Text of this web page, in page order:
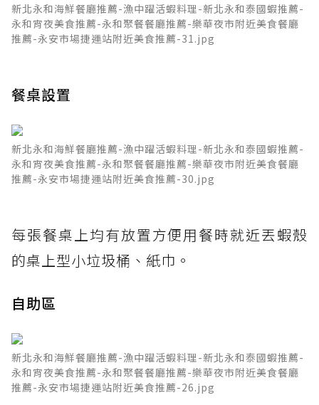
新北永和海鮮餐廳推薦-漁中躍活蝦料理-新北永和泰國蝦推薦-
永和宵夜美食推薦-永和聚餐餐廳推薦-樂華夜市附近美食餐廳
推薦-永安市場捷運站附近美食推薦-31.jpg
餐桌設置
新北永和海鮮餐廳推薦-漁中躍活蝦料理-新北永和泰國蝦推薦-
永和宵夜美食推薦-永和聚餐餐廳推薦-樂華夜市附近美食餐廳
推薦-永安市場捷運站附近美食推薦-30.jpg
每張餐桌上均有放置方便用餐時就近丟蝦殼
的桌上型小垃圾桶、紙巾。
自助區
新北永和海鮮餐廳推薦-漁中躍活蝦料理-新北永和泰國蝦推薦-
永和宵夜美食推薦-永和聚餐餐廳推薦-樂華夜市附近美食餐廳
推薦-永安市場捷運站附近美食推薦-26.jpg